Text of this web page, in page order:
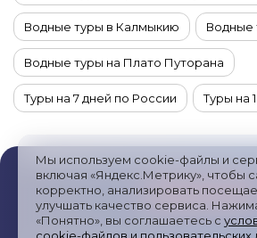
Мы используем cookie-файлы и
включая «Яндекс.Метрику», чтобы
корректно, анализировать
улучшать качество сервиса.
«Понятно», вы соглашаетесь с
Водные туры в Калмыкию Водные
Водные туры на Плато Путорана
Туры на 7 дней по России Туры на
Туры на
Туры на 13 дней по России Туры
Туры на 15 дней по России Туры